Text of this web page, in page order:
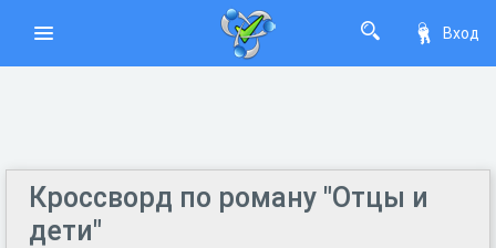
Вход
Кроссворд по роману "Отцы и
дети"